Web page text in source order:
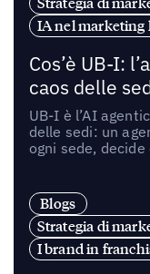
IA nel marketing
Cos’è UB-I:
caos delle
UB-I è l’AI
delle sedi: un
ogni sede,
Blogs
Strategia di
I brand in